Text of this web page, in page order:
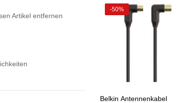
Artikel entfernen
-50%
Belkin Antennenkabel